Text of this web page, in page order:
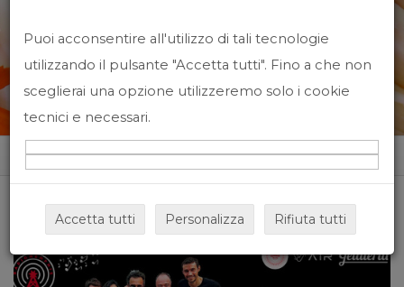
News&Events
Home News&events
Puoi acconsentire all'utilizzo di tali tecnologie
utilizzando il pulsante "Accetta tutti". Fino a che non
sceglierai una opzione utilizzeremo solo i cookie
tecnici e necessari.
Accetta tutti Personalizza Rifiuta tutti